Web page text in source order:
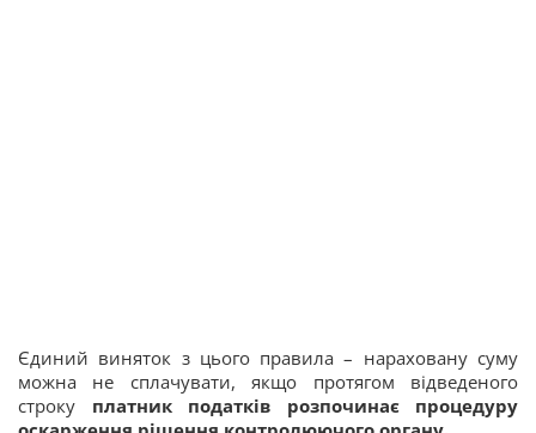
Єдиний виняток з цього правила – нараховану суму
можна не сплачувати, якщо протягом відведеного
строку платник податків розпочинає процедуру